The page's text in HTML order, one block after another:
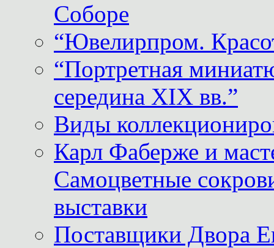
Соборе
“Ювелирпром.
“Портретная
середина XIX вв.”
Виды
Карл Фаберже и
Самоцветные
выставки
Поставщики